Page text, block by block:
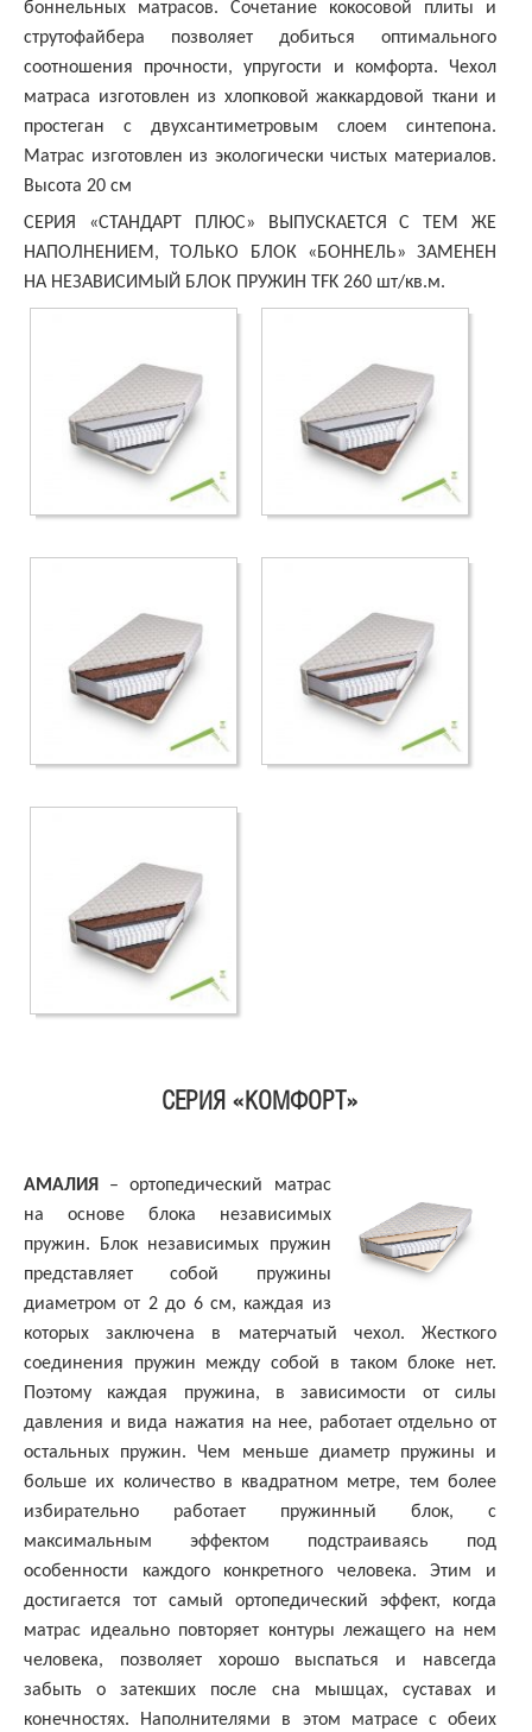
боннельных матрасов. Сочетание кокосовой плиты и
струтофайбера позволяет добиться оптимального
соотношения прочности, упругости и комфорта. Чехол
матраса изготовлен из хлопковой жаккардовой ткани и
простеган с двухсантиметровым слоем синтепона.
Матрас изготовлен из экологически чистых материалов.
Высота 20 см
СЕРИЯ «СТАНДАРТ ПЛЮС» ВЫПУСКАЕТСЯ С ТЕМ ЖЕ
НАПОЛНЕНИЕМ, ТОЛЬКО БЛОК «БОННЕЛЬ» ЗАМЕНЕН
НА НЕЗАВИСИМЫЙ БЛОК ПРУЖИН TFK 260 шт/кв.м.
СЕРИЯ «КОМФОРТ»
АМАЛИЯ – ортопедический матрас
на основе блока независимых
пружин. Блок независимых пружин
представляет собой пружины
диаметром от 2 до 6 см, каждая из
которых заключена в матерчатый чехол. Жесткого
соединения пружин между собой в таком блоке нет.
Поэтому каждая пружина, в зависимости от силы
давления и вида нажатия на нее, работает отдельно от
остальных пружин. Чем меньше диаметр пружины и
больше их количество в квадратном метре, тем более
избирательно работает пружинный блок, с
максимальным эффектом подстраиваясь под
особенности каждого конкретного человека. Этим и
достигается тот самый ортопедический эффект, когда
матрас идеально повторяет контуры лежащего на нем
человека, позволяет хорошо выспаться и навсегда
забыть о затекших после сна мышцах, суставах и
конечностях. Наполнителями в этом матрасе с обеих